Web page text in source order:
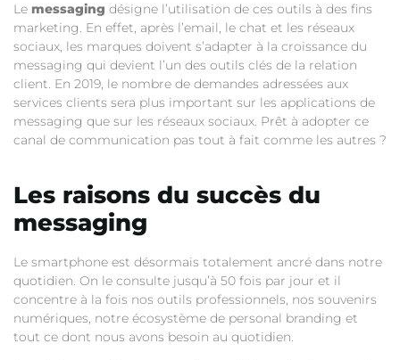
Le messaging désigne l’utilisation de ces outils à des fins
marketing. En effet, après l’email, le chat et les réseaux
sociaux, les marques doivent s’adapter à la croissance du
messaging qui devient l’un des outils clés de la relation
client. En 2019, le nombre de demandes adressées aux
services clients sera plus important sur les applications de
messaging que sur les réseaux sociaux. Prêt à adopter ce
canal de communication pas tout à fait comme les autres ?
Les raisons du succès du
messaging
Le smartphone est désormais totalement ancré dans notre
quotidien. On le consulte jusqu’à 50 fois par jour et il
concentre à la fois nos outils professionnels, nos souvenirs
numériques, notre écosystème de personal branding et
tout ce dont nous avons besoin au quotidien.